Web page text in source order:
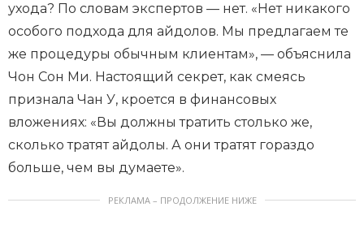
ухода? По словам экспертов — нет. «Нет никакого
особого подхода для айдолов. Мы предлагаем те
же процедуры обычным клиентам», — объяснила
Чон Сон Ми. Настоящий секрет, как смеясь
признала Чан У, кроется в финансовых
вложениях: «Вы должны тратить столько же,
сколько тратят айдолы. А они тратят гораздо
больше, чем вы думаете».
РЕКЛАМА – ПРОДОЛЖЕНИЕ НИЖЕ